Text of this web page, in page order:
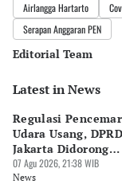
Airlangga Hartarto
Serapan Anggaran PEN
Editorial Team
Editor
Editor
Hendra Friana
Latest in News
Regulasi
Udara Usang,
Jakarta Didorong
Prioritaskan Revisi
07 Agu 2026, 21:38 WIB
News